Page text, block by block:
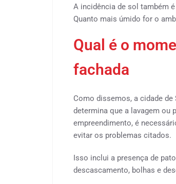
A incidência de sol também
Quanto mais úmido for o
Qual é o
fachada
Como dissemos, a cidade
determina que a lavagem ou
empreendimento, é
evitar os problemas citados.
Isso inclui a presença de
descascamento, bolhas e